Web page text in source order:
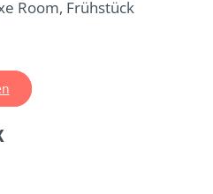
Room, Frühstück